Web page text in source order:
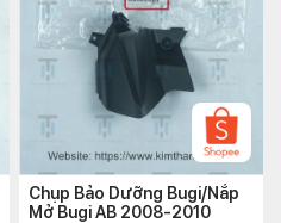
Chụp Bảo Dưỡng Bugi/Nắp
Mở Bugi AB 2008-2010